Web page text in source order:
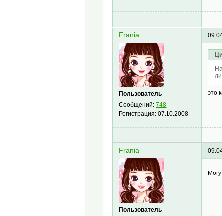
Frania
Пользователь
Сообщений:748
Регистрация:07.10.2008
это
Frania
Пользователь